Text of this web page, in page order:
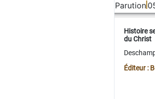
Parution
Histoire
du Christ
Éditeur :